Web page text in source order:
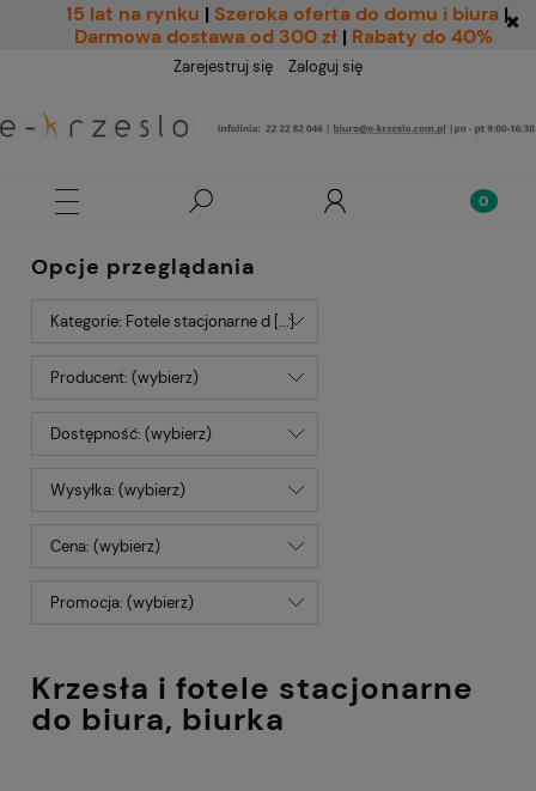
15 lat na rynku | Szeroka oferta do domu i biura |
Darmowa dostawa od 300 zł | Rabaty do 40%
Zarejestruj się Zaloguj się
Opcje przeglądania
Kategorie: Fotele stacjonarne d [...]
Producent: (wybierz)
Dostępność: (wybierz)
Wysyłka: (wybierz)
Cena: (wybierz)
Promocja: (wybierz)
Krzesła i fotele stacjonarne
do biura, biurka